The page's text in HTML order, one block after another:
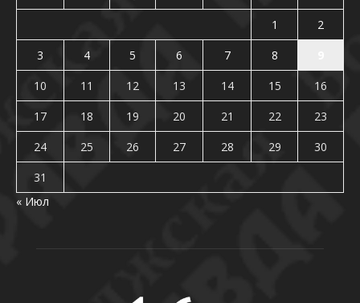
1
2
3
4 5 6 7 8
10
11 12 13 14 15
16
17
18 19 20 21 22
23
24
25 26 27 28 29
30
31
« Июл